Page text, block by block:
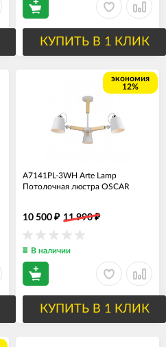
КУПИТЬ В 1 КЛИК
экономия
12%
A7141PL-3WH Arte Lamp
Потолочная люстра OSCAR
10 500 ₽ 11 990₽
В наличии
КУПИТЬ В 1 КЛИК